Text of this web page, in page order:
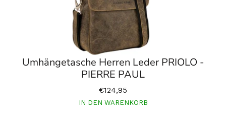
Umhängetasche Herren Leder PRIOLO -
PIERRE PAUL
€124,95
IN DEN WARENKORB